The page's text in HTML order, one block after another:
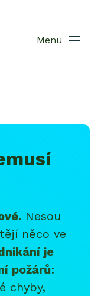
Menu
Nesou
něco ve
je
požárů:
chyby,